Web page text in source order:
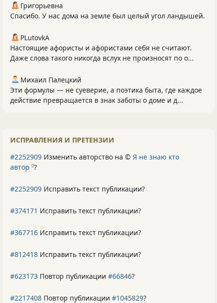
Григорьевна
Спасибо. У нас дома на земле был целый угол ландышей.
PLutоvkА
Настоящие афористы и афористами себя не считают.
Даже слова такого никогда вслух не произносят по о...
Михаил Палецкий
Эти формулы — не суеверие, а поэтика быта, где каждое
действие превращается в знак заботы о доме и д...
ИСПРАВЛЕНИЯ И ПРЕТЕНЗИИ
#2252909 Изменить авторство на © Я не знаю кто
автор 0?
#2252909 Исправить текст публикации?
#374171 Исправить текст публикации?
#367716 Исправить текст публикации?
#812418 Исправить текст публикации?
#623173 Повтор публикации #66846?
#2217408 Повтор публикации #1045829?